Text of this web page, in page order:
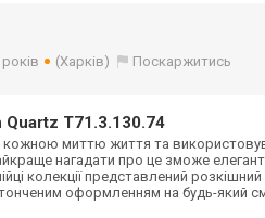
(Харків) Поскаржитись
Quartz T71.3.130.74
миттю життя та
нагадати про це зможе
колекції представлений
оформленням на будь-який